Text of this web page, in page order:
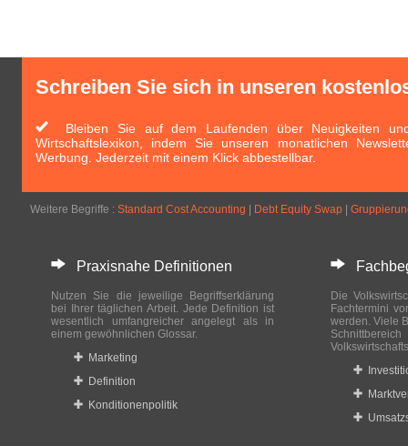
Schreiben Sie sich in unseren
Bleiben Sie auf dem Laufenden über Neuigkeiten
Wirtschaftslexikon, indem Sie unseren monatlichen
Werbung. Jederzeit mit einem Klick abbestellbar.
Weitere Begriffe : Standard Cost Accounting Debt Equity Swap
Praxisnahe Definitionen
Nutzen Sie die jeweilige Begriffserklärung
bei Ihrer täglichen Arbeit. Jede Definition ist
wesentlich umfangreicher angelegt als in
einem gewöhnlichen Glossar.
Marketing
Definition
Konditionenpolitik
Die
Fachtermini
werden. Viele